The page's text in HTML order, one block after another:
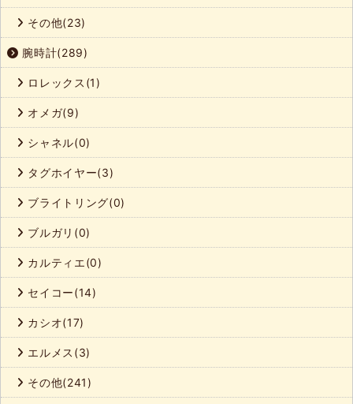
その他(23)
腕時計(289)
ロレックス(1)
オメガ(9)
シャネル(0)
タグホイヤー(3)
ブライトリング(0)
ブルガリ(0)
カルティエ(0)
セイコー(14)
カシオ(17)
エルメス(3)
その他(241)